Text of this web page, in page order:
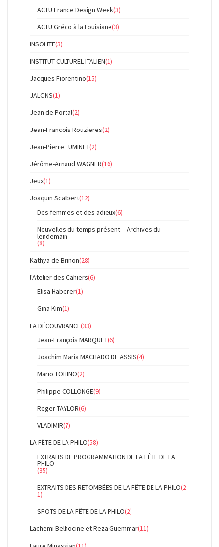
ACTU France Design Week(3)
ACTU Gréco à la Louisiane(3)
INSOLITE(3)
INSTITUT CULTUREL ITALIEN(1)
Jacques Fiorentino(15)
JALONS(1)
Jean de Portal(2)
Jean-Francois Rouzieres(2)
Jean-Pierre LUMINET(2)
Jérôme-Arnaud WAGNER(16)
Jeux(1)
Joaquin Scalbert(12)
Des femmes et des adieux(6)
Nouvelles du temps présent – Archives du
lendemain
(8)
Kathya de Brinon(28)
l'Atelier des Cahiers(6)
Elisa Haberer(1)
Gina Kim(1)
LA DÉCOUVRANCE(33)
Jean-François MARQUET(6)
Joachim Maria MACHADO DE ASSIS(4)
Mario TOBINO(2)
Philippe COLLONGE(9)
Roger TAYLOR(6)
VLADIMIR(7)
LA FÊTE DE LA PHILO(58)
EXTRAITS DE PROGRAMMATION DE LA FÊTE DE LA
PHILO
(35)
EXTRAITS DES RETOMBÉES DE LA FÊTE DE LA PHILO(2
1)
SPOTS DE LA FÊTE DE LA PHILO(2)
Lachemi Belhocine et Reza Guemmar(11)